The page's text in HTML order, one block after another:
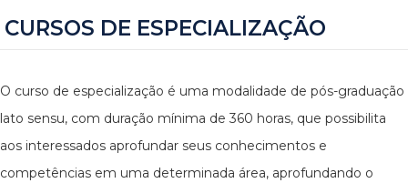
CURSOS DE ESPECIALIZAÇÃO
O curso de especialização é uma modalidade de pós-graduação
lato sensu, com duração mínima de 360 horas, que possibilita
aos interessados aprofundar seus conhecimentos e
competências em uma determinada área, aprofundando o